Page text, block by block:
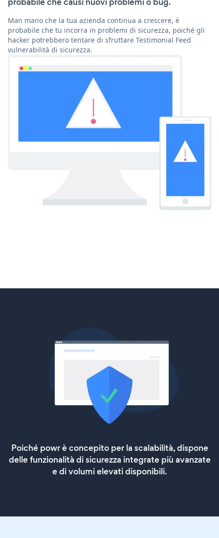
Man mano che la tua azienda continua a crescere, è
probabile che tu incorra in problemi di sicurezza, poiché gli
hacker potrebbero tentare di sfruttare Testimonial Feed
vulnerabilità di sicurezza.
Poiché powr è concepito per la scalabilità, dispone
delle funzionalità di sicurezza integrate più avanzate
e di volumi elevati disponibili.